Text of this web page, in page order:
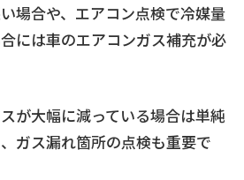
場合や、エアコン点検で冷媒量
には車のエアコンガス補充が必
が大幅に減っている場合は単純
ガス漏れ箇所の点検も重要で